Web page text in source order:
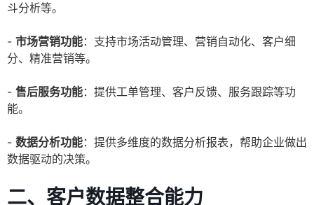
斗分析等。
- 市场营销功能：支持市场活动管理、营销自动化、客户细
分、精准营销等。
- 售后服务功能：提供工单管理、客户反馈、服务跟踪等功
能。
- 数据分析功能：提供多维度的数据分析报表，帮助企业做出
数据驱动的决策。
二、客户数据整合能力